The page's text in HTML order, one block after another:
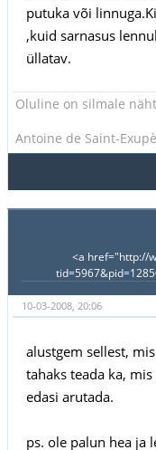
putuka või
,kuid sarnasus
üllatav.
Oluline on silmale
Antoine de Saint-
<a href="http://
10-03-2008, 20:06
alustgem sellest,
tahaks teada ka,
edasi arutada.
ps. ole palun hea ja